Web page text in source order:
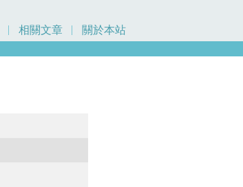
相關文章 關於本站